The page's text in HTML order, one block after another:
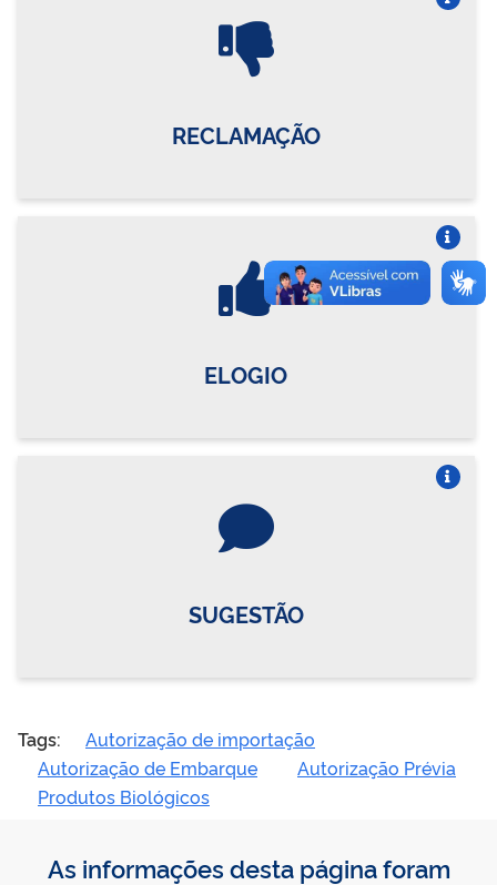
RECLAMAÇÃO
ELOGIO
Vire o card
SUGESTÃO
Tags:
Autorização de importação
Autorização de Embarque
Autorização Prévia
Produtos Biológicos
As informações desta página foram